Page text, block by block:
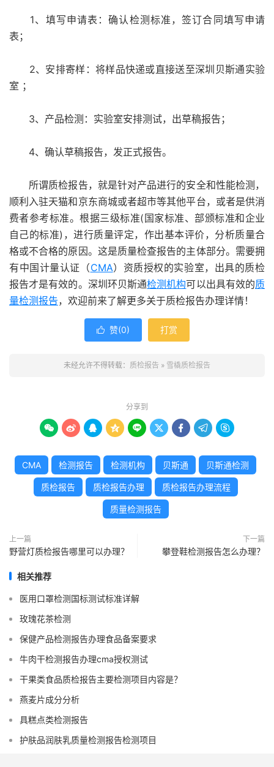
1、填写申请表：确认检测标准，签订合同填写申请
表；
2、安排寄样：将样品快递或直接送至深圳贝斯通实验
室 ；
3、产品检测：实验室安排测试，出草稿报告；
4、确认草稿报告，发正式报告。
所谓质检报告，就是针对产品进行的安全和性能检测，
顺利入驻天猫和京东商城或者超市等其他平台，或者是供消
费者参考标准。根据三级标准(国家标准、部颁标准和企业
自己的标准)，进行质量评定，作出基本评价，分析质量合
格或不合格的原因。这是质量检查报告的主体部分。需要拥
有中国计量认证（CMA）资质授权的实验室，出具的质检
报告才是有效的。深圳环贝斯通检测机构可以出具有效的质
量检测报告，欢迎前来了解更多关于质检报告办理详情！
 赞(0) 打赏
未经允许不得转载： 质检报告 » 雪橇质检报告
分享到
        
CMA 检测报告 检测机构 贝斯通 贝斯通检测
质检报告 质检报告办理 质检报告办理流程
质量检测报告
上一篇
野营灯质检报告哪里可以办理？
下一篇
攀登鞋检测报告怎么办理？
相关推荐
医用口罩检测国标测试标准详解
玫瑰花茶检测
保健产品检测报告办理食品备案要求
牛肉干检测报告办理cma授权测试
干果类食品质检报告主要检测项目内容是？
燕麦片成分分析
具糕点类检测报告
护肤品润肤乳质量检测报告检测项目